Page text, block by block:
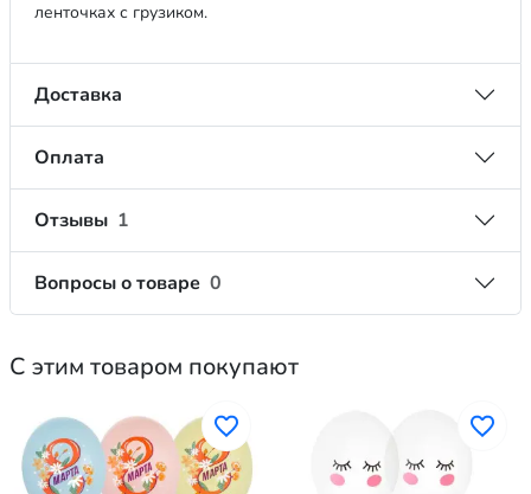
ленточках с грузиком.
Доставка
Оплата
Отзывы 1
Вопросы о товаре 0
С этим товаром покупают